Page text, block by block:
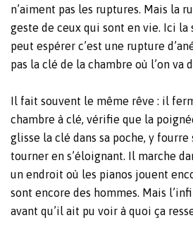
n’aiment pas les ruptures. Mais la
geste de ceux qui sont en vie. Ici la
peut espérer c’est une rupture
pas la clé de la chambre où l’on va
Il fait souvent le même rêve : il
chambre à clé, vérifie que la
glisse la clé dans sa poche, y fourre
tourner en s’éloignant. Il marche
un endroit où les pianos jouent
sont encore des hommes. Mais
avant qu’il ait pu voir à quoi ça